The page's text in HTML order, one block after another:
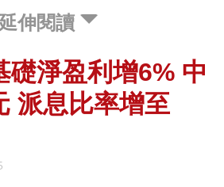
延伸閱讀
礎淨盈利增6% 中
派息比率增至